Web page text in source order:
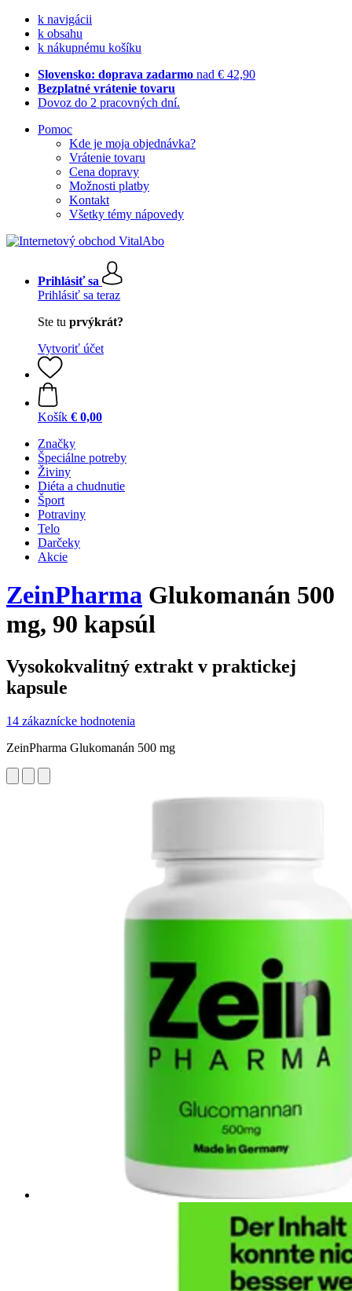
k navigácii
k obsahu
k nákupnému košíku
Slovensko: doprava zadarmo nad € 42,90
Bezplatné vrátenie tovaru
Dovoz do 2 pracovných dní.
Pomoc
Kde je moja objednávka?
Vrátenie tovaru
Cena dopravy
Možnosti platby
Kontakt
Všetky témy nápovedy
Prihlásiť sa
Prihlásiť sa teraz
Ste tu prvýkrát?
Vytvoriť účet
Košík € 0,00
Značky
Špeciálne potreby
Živiny
Diéta a chudnutie
Šport
Potraviny
Telo
Darčeky
Akcie
ZeinPharma Glukomanán 500
mg, 90 kapsúl
Vysokokvalitný extrakt v praktickej
kapsule
14 zákaznícke hodnotenia
ZeinPharma Glukomanán 500 mg